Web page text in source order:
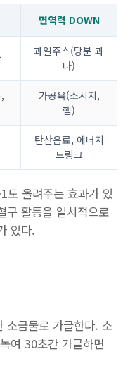
면역력 DOWN
과일주스(당분 과
다)
가공육(소시지,
햄)
탄산음료, 에너지
드링크
도 올려주는 효과가 있
구 활동을 일시적으로
있다.
소금물로 가글한다. 소
여 30초간 가글하면